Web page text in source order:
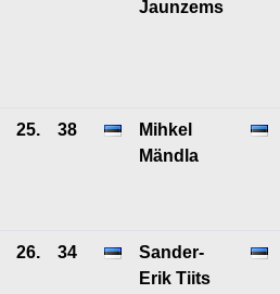
Jaunzems
25. 38
Mihkel
Mändla
26. 34
Sander-
Erik Tiits